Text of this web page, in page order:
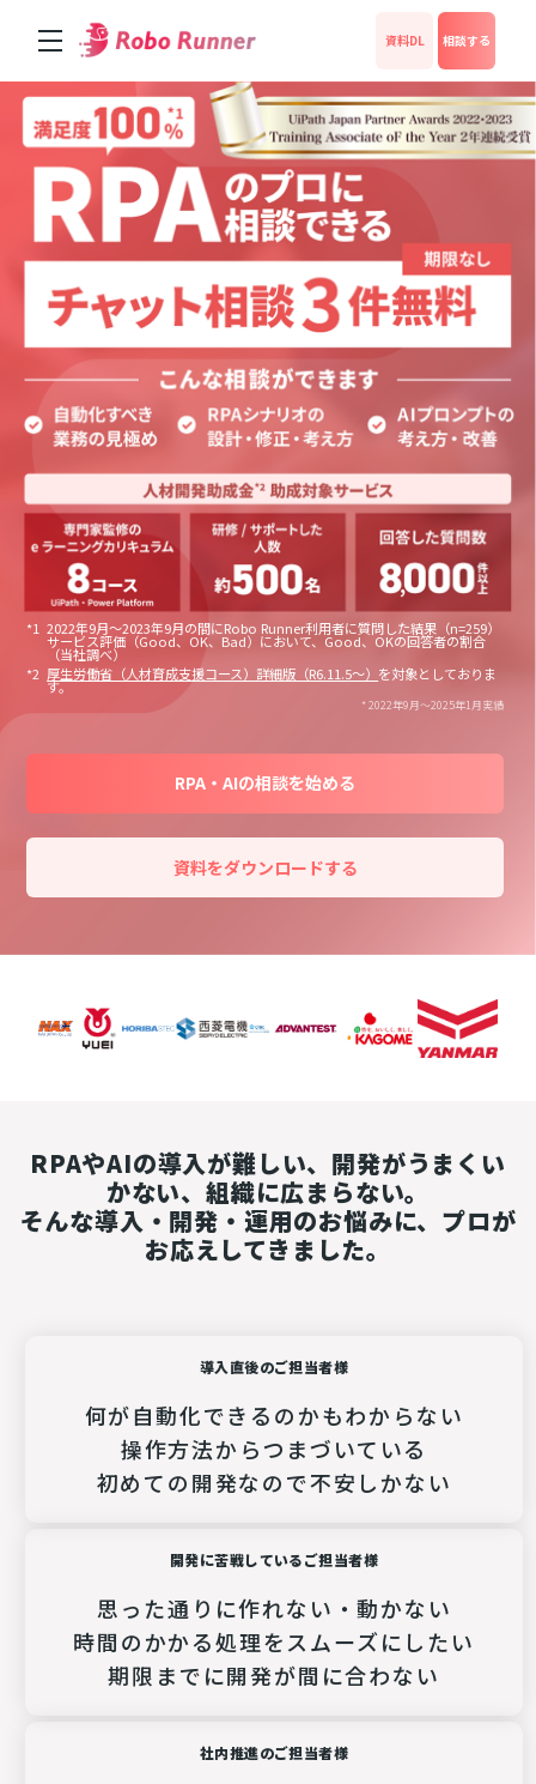
サービス
料金
成功事例
News
資料DL 相談する
2022年9月～2023年9月の間にRobo Runner利用者に質問した結果（n=259）
サービス評価（Good、OK、Bad）において、Good、OKの回答者の割合
（当社調べ）
厚生労働省（人材育成支援コース）詳細版（R6.11.5～） を対象としておりま
す。
* 2022年9月〜2025年1月実績
資料をダウンロードする
RPA・AIの相談を始める
RPAやAIの導入が難しい、開発がうまくい
かない、組織に広まらない。
そんな導入・開発・運用のお悩みに、プロが
お応えしてきました。
導入直後のご担当者様
何が自動化できるのかもわからない
操作方法からつまづいている
初めての開発なので不安しかない
開発に苦戦しているご担当者様
思った通りに作れない・動かない
時間のかかる処理をスムーズにしたい
期限までに開発が間に合わない
社内推進のご担当者様